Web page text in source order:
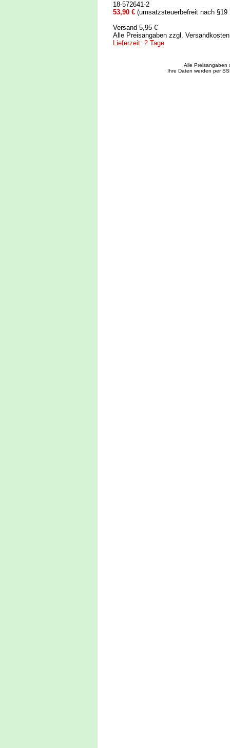
18-572641-2
53,90 € (umsatzsteuerbefreit nach §19
Versand 5,95 €
Alle Preisangaben zzgl.
Lieferzeit: 2 Tage
Alle Preisangaben
Ihre Daten werden per